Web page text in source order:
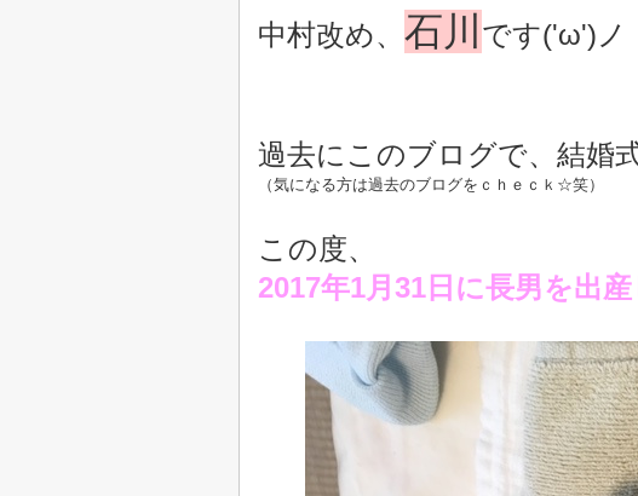
中村改め、 石川 です('ω')ノ
過去にこのブログで、結婚
（気になる方は過去のブログをｃｈｅｃｋ☆笑）
この度、
2017年1月31日に長男を出